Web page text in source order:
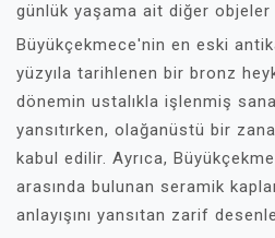
günlük yaşama ait diğer objeler
Büyükçekmece'nin en eski
yüzyıla tarihlenen bir bronz
dönemin ustalıkla işlenmiş
yansıtırken, olağanüstü bir
kabul edilir. Ayrıca,
arasında bulunan seramik
anlayışını yansıtan zarif